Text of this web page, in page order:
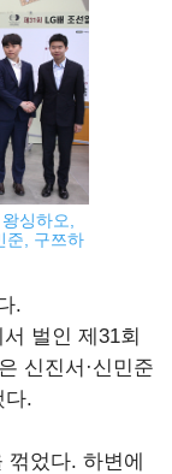
싱하오,
준, 구쯔하
.
벌인 제31회
신진서·신민준
다.
꺾었다. 하변에